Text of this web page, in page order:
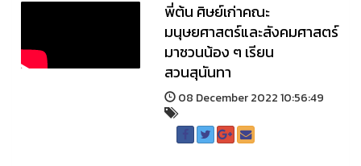
พี่ต้น ศิษย์เก่าคณะ
มนุษยศาสตร์และสังคมศาสตร์
มาชวนน้อง ๆ เรียน
สวนสุนันทา
08 December 2022 10:56:49